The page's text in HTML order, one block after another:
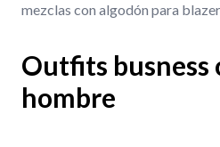
mezclas con algodón para
Outfits busness
hombre